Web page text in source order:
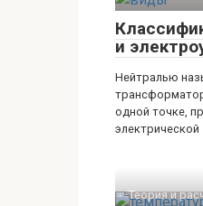
и
Нейтралью
одной точке,
электрической
Теория и